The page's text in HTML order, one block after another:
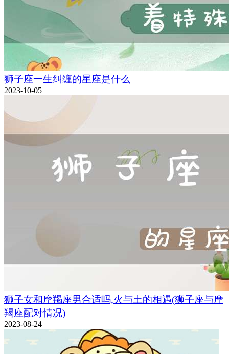
狮子座一生纠缠的星座是什么
2023-10-05
狮子女和摩羯座男合适吗,火与土的相遇(狮子座与摩
羯座配对情况)
2023-08-24